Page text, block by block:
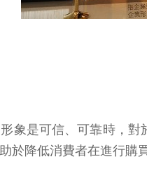
象是可信、可靠時，
於降低消費者在進行購